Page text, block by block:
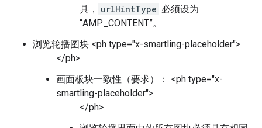
具，
urlHintType 必须设为
“AMP_CONTENT”。
浏览轮播图块 <ph type="x-smartling-placeholder">
</ph>
画面板块一致性（要求）： <ph type="x-
smartling-placeholder">
</ph>